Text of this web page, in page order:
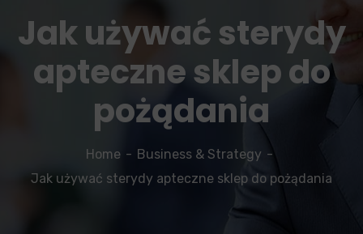
Jak używać sterydy
apteczne sklep do
pożądania
Home
Business & Strategy
Jak używać sterydy apteczne sklep do pożądania